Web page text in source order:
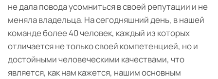
не дала повода усомниться в своей репутации и не
меняла владельца. На сегодняшний день, в нашей
команде более 40 человек, каждый из которых
отличается не только своей компетенцией, но и
достойными человеческими качествами, что
является, как нам кажется, нашим основным